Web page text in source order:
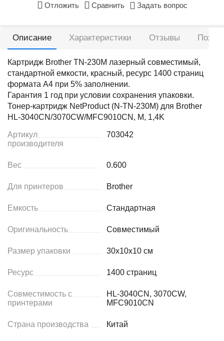
Отложить Сравнить Задать вопрос
Описание Характеристики Отзывы
Картридж Brother TN-230M лазерный совместимый,
стандартной емкости, красный, ресурс 1400 страниц
формата А4 при 5% заполнении.
Гарантия 1 год при условии сохранения упаковки.
Тонер-картридж NetProduct (N-TN-230M) для Brother
HL-3040CN/3070CW/MFC9010CN, M, 1,4K
Артикул
производителя
703042
Вес 0.600
Для принтеров Brother
Емкость Стандартная
Оригинальность Совместимый
Размер упаковки 30x10x10 см
Ресурс 1400 страниц
Совместимость с
принтерами
HL-3040CN, 3070CW,
MFC9010CN
Страна производства Китай